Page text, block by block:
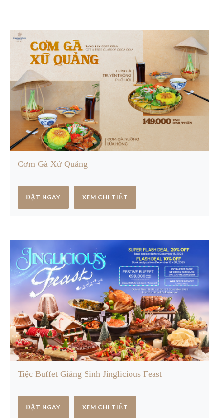
Cơm Gà Xứ Quảng
ĐẶT NGAY XEM CHI TIẾT
Tiệc Buffet Giáng Sinh Jinglicious Feast
ĐẶT NGAY XEM CHI TIẾT